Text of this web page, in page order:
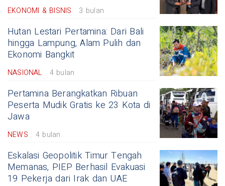
EKONOMI & BISNIS 3 bulan
Hutan Lestari Pertamina: Dari Bali
hingga Lampung, Alam Pulih dan
Ekonomi Bangkit
NASIONAL 4 bulan
Pertamina Berangkatkan Ribuan
Peserta Mudik Gratis ke 23 Kota di
Jawa
NEWS 4 bulan
Eskalasi Geopolitik Timur Tengah
Memanas, PIEP Berhasil Evakuasi
19 Pekerja dari Irak dan UAE